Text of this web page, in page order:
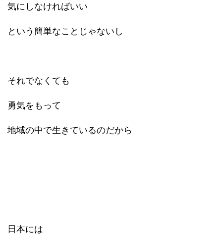
気にしなければいい
という簡単なことじゃないし
それでなくても
勇気をもって
地域の中で生きているのだから
日本には